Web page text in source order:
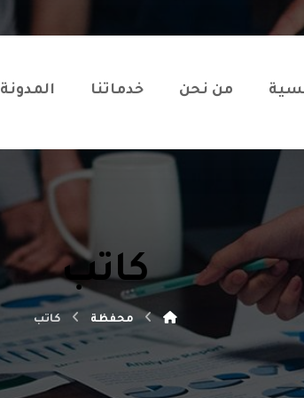
من نحن خدماتنا المدونة
كاتب
محفظة كاتب